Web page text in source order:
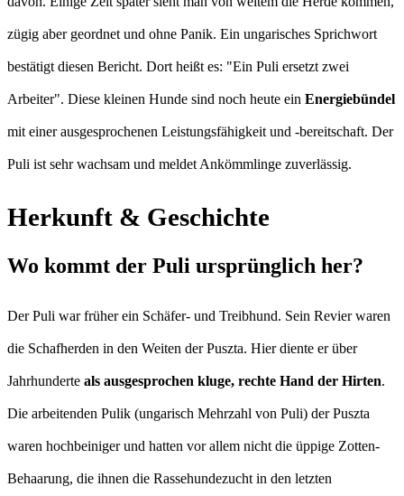
zügig aber geordnet und ohne Panik. Ein ungarisches Sprichwort
bestätigt diesen Bericht. Dort heißt es: "Ein Puli ersetzt zwei
Arbeiter". Diese kleinen Hunde sind noch heute ein Energiebündel
mit einer ausgesprochenen Leistungsfähigkeit und -bereitschaft. Der
Puli ist sehr wachsam und meldet Ankömmlinge zuverlässig.
Herkunft & Geschichte
Wo kommt der Puli ursprünglich her?
Der Puli war früher ein Schäfer- und Treibhund. Sein Revier waren
die Schafherden in den Weiten der Puszta. Hier diente er über
Jahrhunderte als ausgesprochen kluge, rechte Hand der Hirten.
Die arbeitenden Pulik (ungarisch Mehrzahl von Puli) der Puszta
waren hochbeiniger und hatten vor allem nicht die üppige Zotten-
Behaarung, die ihnen die Rassehundezucht in den letzten